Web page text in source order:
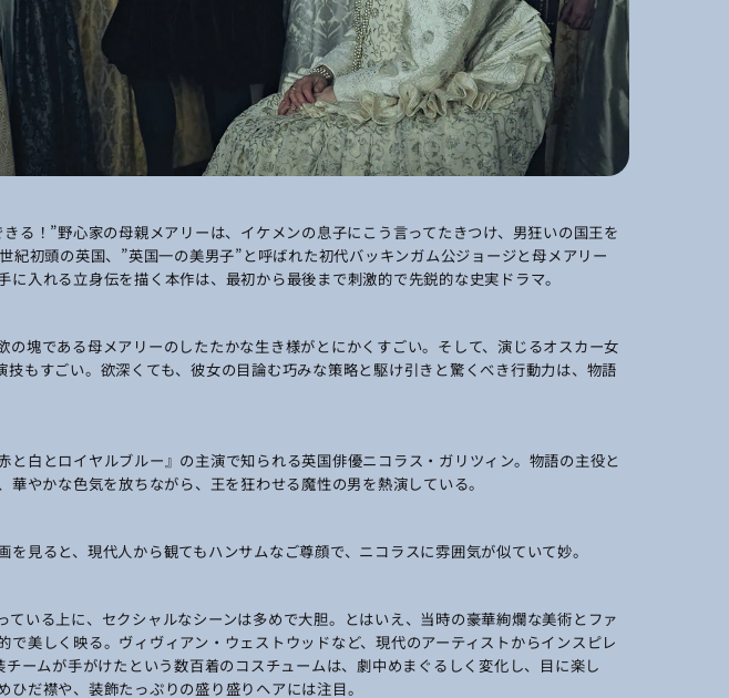
る！”野心家の母親メアリーは、イケメンの息子にこう言ってたきつけ、男狂いの国王を
紀初頭の英国、”英国一の美男子”と呼ばれた初代バッキンガム公ジョージと母メアリー
に入れる立身伝を描く本作は、最初から最後まで刺激的で先鋭的な史実ドラマ。
の塊である母メアリーのしたたかな生き様がとにかくすごい。そして、演じるオスカー女
技もすごい。欲深くても、彼女の目論む巧みな策略と駆け引きと驚くべき行動力は、物語
と白とロイヤルブルー』の主演で知られる英国俳優ニコラス・ガリツィン。物語の主役と
華やかな色気を放ちながら、王を狂わせる魔性の男を熱演している。
を見ると、現代人から観てもハンサムなご尊顔で、ニコラスに雰囲気が似ていて妙。
ている上に、セクシャルなシーンは多めで大胆。とはいえ、当時の豪華絢爛な美術とファ
で美しく映る。ヴィヴィアン・ウェストウッドなど、現代のアーティストからインスピレ
ームが手がけたという数百着のコスチュームは、劇中めまぐるしく変化し、目に楽し
ひだ襟や、装飾たっぷりの盛り盛りヘアには注目。